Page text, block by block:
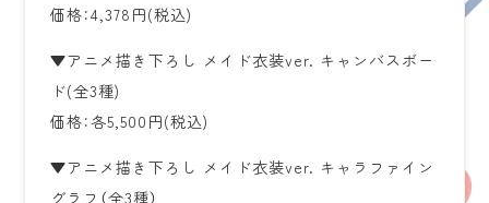
価格：4,378円(税込)
▼アニメ描き下ろし メイド衣装ver. キャンバスボー
ド(全3種)
価格：各5,500円(税込)
▼アニメ描き下ろし メイド衣装ver. キャラファイン
グラフ（全3種）